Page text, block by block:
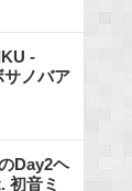
-
ノバア
Day2ヘ
初音ミ